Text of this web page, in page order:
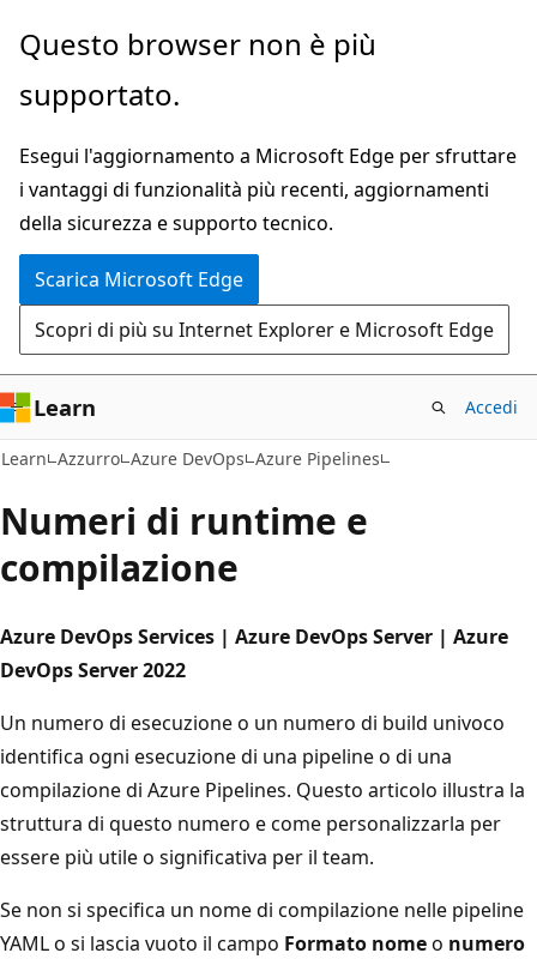
Ignora
passa
contenuto
principale
Questo browser non è più
supportato.
Esegui l'aggiornamento a Microsoft Edge per sfruttare
i vantaggi di funzionalità più recenti, aggiornamenti
della sicurezza e supporto tecnico.
Scarica Microsoft Edge
Scopri di più su Internet Explorer e Microsoft Edge
Learn Accedi
Learn Azzurro Azure DevOps Azure Pipelines
Numeri di runtime e
compilazione
Azure DevOps Services | Azure DevOps Server | Azure
DevOps Server 2022
Un numero di esecuzione o un numero di build univoco
identifica ogni esecuzione di una pipeline o di una
compilazione di Azure Pipelines. Questo articolo illustra la
struttura di questo numero e come personalizzarla per
essere più utile o significativa per il team.
Se non si specifica un nome di compilazione nelle pipeline
YAML o si lascia vuoto il campo Formato nomeo numero